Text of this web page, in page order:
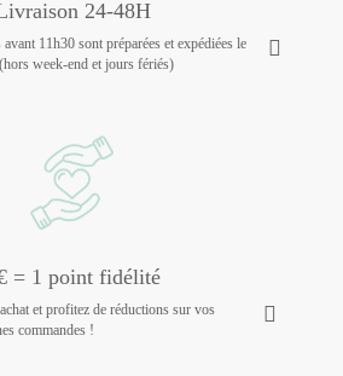
24-48H
avant 11h30 sont préparées et expédiées le
week-end et jours fériés)
= 1 point fidélité
et profitez de réductions sur vos
commandes !